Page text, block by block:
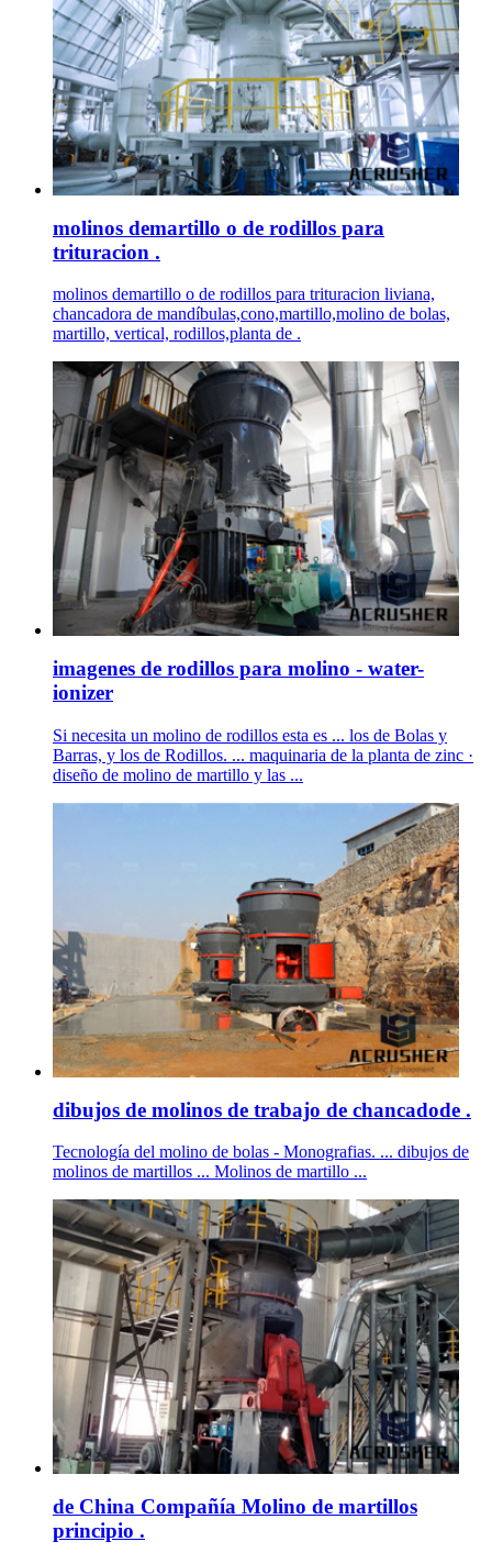
molinos demartillo o de rodillos para
trituracion .
molinos demartillo o de rodillos para trituracion liviana,
chancadora de mandíbulas,cono,martillo,molino de bolas,
martillo, vertical, rodillos,planta de .
imagenes de rodillos para molino - water-
ionizer
Si necesita un molino de rodillos esta es ... los de Bolas y
Barras, y los de Rodillos. ... maquinaria de la planta de zinc ·
diseño de molino de martillo y las ...
dibujos de molinos de trabajo de chancadode .
Tecnología del molino de bolas - Monografias. ... dibujos de
molinos de martillos ... Molinos de martillo ...
de China Compañía Molino de martillos
principio .